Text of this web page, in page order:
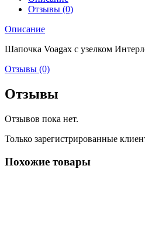
Отзывы (0)
Описание
Шапочка Voagax с узелком
Отзывы (0)
Отзывы
Отзывов пока нет.
Только зарегистрированные
Похожие товары